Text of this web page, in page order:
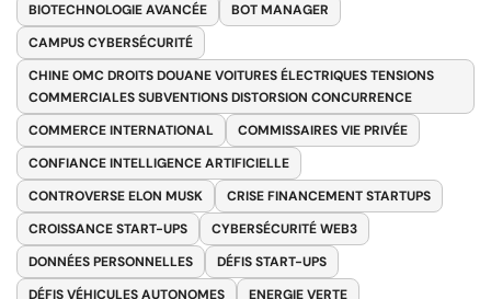
BIOTECHNOLOGIE AVANCÉE
BOT MANAGER
CAMPUS CYBERSÉCURITÉ
CHINE OMC DROITS DOUANE VOITURES ÉLECTRIQUES TENSIONS
COMMERCIALES SUBVENTIONS DISTORSION CONCURRENCE
COMMERCE INTERNATIONAL
COMMISSAIRES VIE PRIVÉE
CONFIANCE INTELLIGENCE ARTIFICIELLE
CONTROVERSE ELON MUSK
CRISE FINANCEMENT STARTUPS
CROISSANCE START-UPS
CYBERSÉCURITÉ WEB3
DONNÉES PERSONNELLES
DÉFIS START-UPS
DÉFIS VÉHICULES AUTONOMES
ENERGIE VERTE